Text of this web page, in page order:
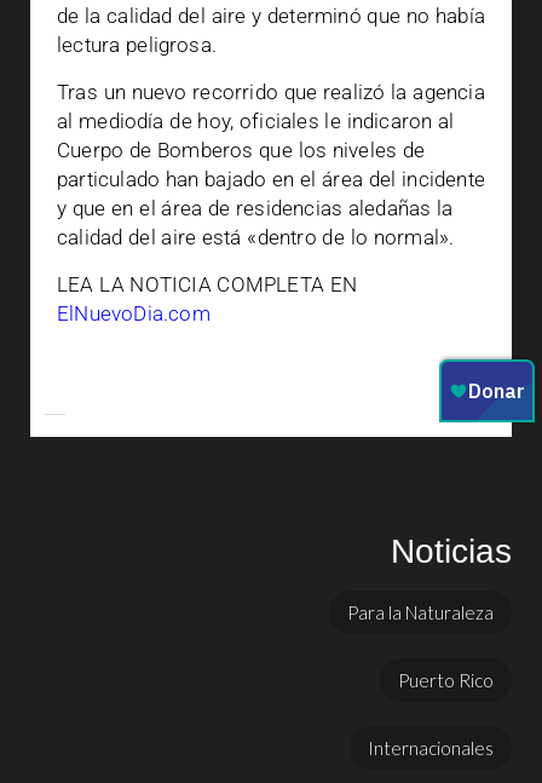
de la calidad del aire y determinó que no había
lectura peligrosa.
Tras un nuevo recorrido que realizó la agencia
al mediodía de hoy, oficiales le indicaron al
Cuerpo de Bomberos que los niveles de
particulado han bajado en el área del incidente
y que en el área de residencias aledañas la
calidad del aire está «dentro de lo normal».
LEA LA NOTICIA COMPLETA EN
ElNuevoDia.com
Noticias
Para la Naturaleza
Puerto Rico
Internacionales